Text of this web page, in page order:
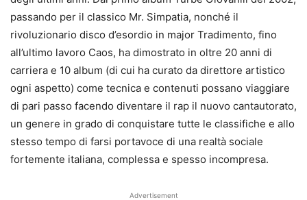
passando per il classico Mr. Simpatia, nonché il
rivoluzionario disco d’esordio in major Tradimento, fino
all’ultimo lavoro Caos, ha dimostrato in oltre 20 anni di
carriera e 10 album (di cui ha curato da direttore artistico
ogni aspetto) come tecnica e contenuti possano viaggiare
di pari passo facendo diventare il rap il nuovo cantautorato,
un genere in grado di conquistare tutte le classifiche e allo
stesso tempo di farsi portavoce di una realtà sociale
fortemente italiana, complessa e spesso incompresa.
Advertisement